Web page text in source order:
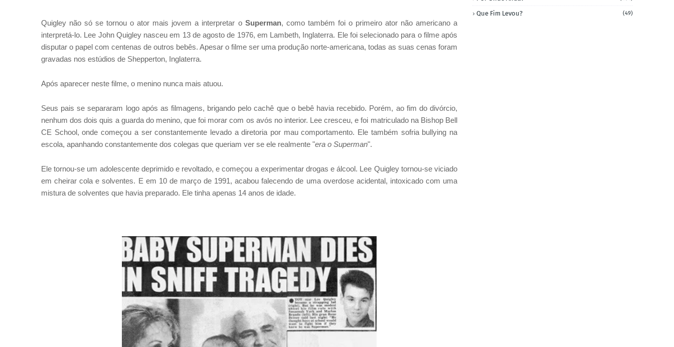
Quigley não só se tornou o ator mais jovem a interpretar o Superman, como também foi o primeiro ator não americano a
interpretá-lo. Lee John Quigley nasceu em 13 de agosto de 1976, em Lambeth, Inglaterra. Ele foi selecionado para o filme após
disputar o papel com centenas de outros bebês. Apesar o filme ser uma produção norte-americana, todas as suas cenas foram
gravadas nos estúdios de Shepperton, Inglaterra.
Após aparecer neste filme, o menino nunca mais atuou.
Seus pais se separaram logo após as filmagens, brigando pelo cachê que o bebê havia recebido. Porém, ao fim do divórcio,
nenhum dos dois quis a guarda do menino, que foi morar com os avós no interior. Lee cresceu, e foi matriculado na Bishop Bell
CE School, onde começou a ser constantemente levado a diretoria por mau comportamento. Ele também sofria bullying na
escola, apanhando constantemente dos colegas que queriam ver se ele realmente "era o Superman".
Ele tornou-se um adolescente deprimido e revoltado, e começou a experimentar drogas e álcool. Lee Quigley tornou-se viciado
em cheirar cola e solventes. E em 10 de março de 1991, acabou falecendo de uma overdose acidental, intoxicado com uma
mistura de solventes que havia preparado. Ele tinha apenas 14 anos de idade.
Que Fim Levou? (49)